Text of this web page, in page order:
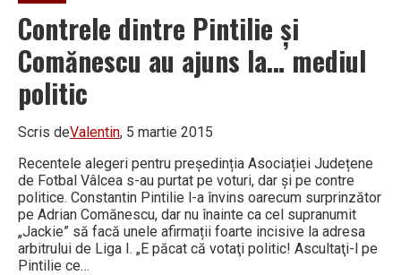
Contrele dintre Pintilie și
Comănescu au ajuns la… mediul
politic
Scris deValentin, 5 martie 2015
Recentele alegeri pentru președinția Asociației Județene
de Fotbal Vâlcea s-au purtat pe voturi, dar și pe contre
politice. Constantin Pintilie l-a învins oarecum surprinzător
pe Adrian Comănescu, dar nu înainte ca cel supranumit
„Jackie” să facă unele afirmații foarte incisive la adresa
arbitrului de Liga I. „E păcat că votaţi politic! Ascultaţi-l pe
Pintilie ce…